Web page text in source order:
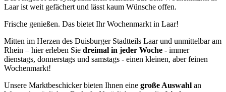
Laar ist weit gefächert und lässt kaum Wünsche offen.
Frische genießen. Das bietet Ihr Wochenmarkt in Laar!
Mitten im Herzen des Duisburger Stadtteils Laar und unmittelbar am
Rhein – hier erleben Sie dreimal in jeder Woche - immer
dienstags, donnerstags und samstags - einen kleinen, aber feinen
Wochenmarkt!
Unsere Marktbeschicker bieten Ihnen eine große Auswahl an